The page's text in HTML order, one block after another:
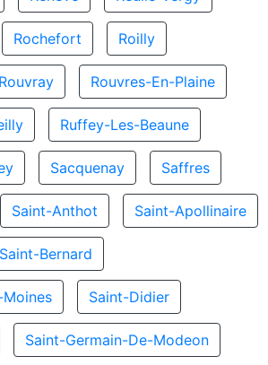
Rochefort Roilly
Rouvray Rouvres-En-Plaine
Ruffey-Les-Beaune
Sacquenay Saffres
Saint-Anthot Saint-Apollinaire
Saint-Bernard
Saint-Didier
Saint-Germain-De-Modeon